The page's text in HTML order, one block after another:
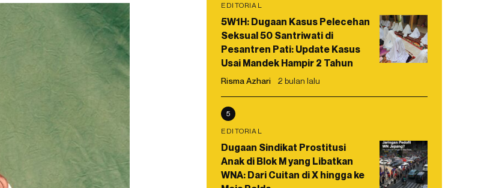
EDITORIAL
5W1H: Dugaan Kasus Pelecehan
Seksual 50 Santriwati di
Pesantren Pati: Update Kasus
Usai Mandek Hampir 2 Tahun
Risma Azhari 2 bulan lalu
5
EDITORIAL
Dugaan Sindikat Prostitusi
Anak di Blok M yang Libatkan
WNA: Dari Cuitan di X hingga ke